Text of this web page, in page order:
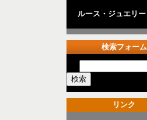
ルース・ジュエリー
検索フォーム
リンク